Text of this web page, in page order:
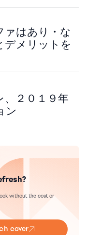
ァはあり・な
デメリットを
、２０１９年
ン
without the cost or
cover